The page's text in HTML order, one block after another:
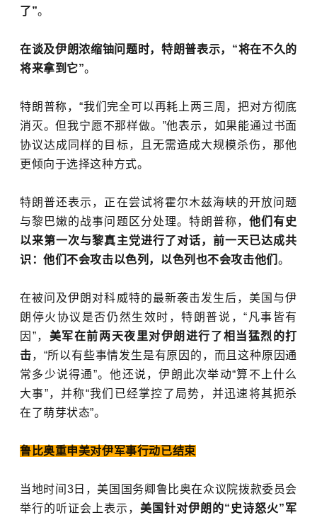
了”。
在谈及伊朗浓缩铀问题时，特朗普表示，“将在不久的
将来拿到它”。
特朗普称，“我们完全可以再耗上两三周，把对方彻底
消灭。但我宁愿不那样做。”他表示，如果能通过书面
协议达成同样的目标，且无需造成大规模杀伤，那他
更倾向于选择这种方式。
特朗普还表示，正在尝试将霍尔木兹海峡的开放问题
与黎巴嫩的战事问题区分处理。特朗普称，他们有史
以来第一次与黎真主党进行了对话，前一天已达成共
识：他们不会攻击以色列 ，以色列也不会攻击他们 。
在被问及伊朗对科威特的最新袭击发生后，美国与伊
朗停火协议是否仍然生效时，特朗普说，“凡事皆有
因”， 美军在前两天夜里对伊朗进行了相当猛烈的打
击，“所以有些事情发生是有原因的，而且这种原因通
常多少说得通”。他还说，伊朗此次举动“算不上什么
大事”，并称“我们已经掌控了局势，并迅速将其扼杀
在了萌芽状态”。
鲁比奥重申美对伊军事行动已结束
当地时间3日，美国国务卿鲁比奥在众议院拨款委员会
举行的听证会上表示，美国针对伊朗的“史诗怒火”军